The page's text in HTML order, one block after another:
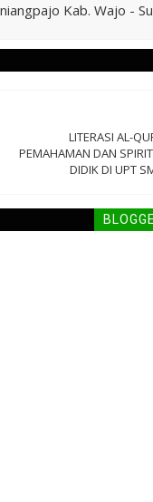
Kab. Wajo -
LITERASI AL-
PEMAHAMAN DAN
DIDIK DI UPT